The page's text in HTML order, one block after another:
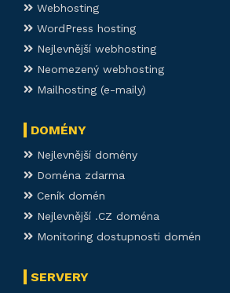
Webhosting
WordPress hosting
Nejlevnější webhosting
Neomezený webhosting
Mailhosting (e-maily)
DOMÉNY
Nejlevnější domény
Doména zdarma
Ceník domén
Nejlevnější .CZ doména
Monitoring dostupnosti domén
SERVERY